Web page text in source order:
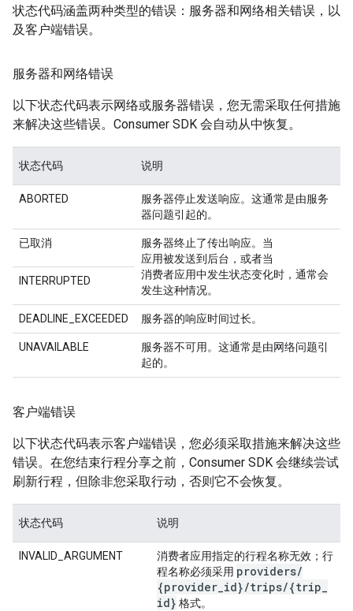
状态代码涵盖两种类型的错误：服务器和网络相关错误，以
及客户端错误。
服务器和网络错误
以下状态代码表示网络或服务器错误，您无需采取任何措施
来解决这些错误。Consumer SDK 会自动从中恢复。
状态代码 说明
ABORTED
服务器停止发送响应。这通常是由服务
器问题引起的。
已取消
服务器终止了传出响应。当
应用被发送到后台，或者当
消费者应用中发生状态变化时，通常会
发生这种情况。
INTERRUPTED
DEADLINE_EXCEEDED 服务器的响应时间过长。
UNAVAILABLE
服务器不可用。这通常是由网络问题引
起的。
客户端错误
以下状态代码表示客户端错误，您必须采取措施来解决这些
错误。在您结束行程分享之前，Consumer SDK 会继续尝试
刷新行程，但除非您采取行动，否则它不会恢复。
状态代码 说明
INVALID_ARGUMENT
消费者应用指定的行程名称无效；行
程名称必须采用 providers/
{provider id}/trips/{trip
id} 格式。